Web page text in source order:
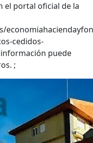
el portal oficial de la
cedidos-
puede
;